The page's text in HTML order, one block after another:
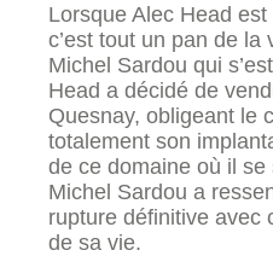
Lorsque Alec Head
c’est tout un pan de la
Michel Sardou qui
Head a décidé de
Quesnay, obligeant le
totalement son
de ce domaine où il
Michel Sardou a
rupture définitive avec
de sa vie.